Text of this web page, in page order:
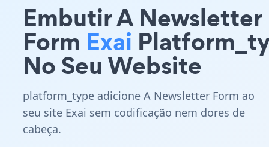
Embutir A Newsletter
Form Exai
No Seu Website
platform_type adicione A Newsletter Form ao
seu site Exai sem codificação nem dores de
cabeça.